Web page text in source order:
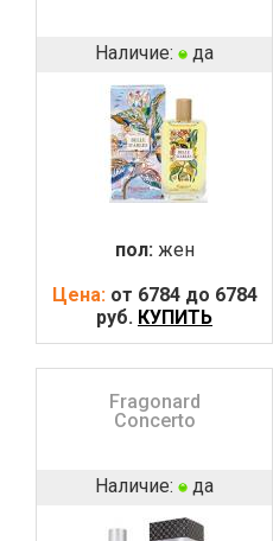
Наличие: да
пол: жен
Цена: от 6784 до 6784
руб. КУПИТЬ
Fragonard
Concerto
Наличие: да